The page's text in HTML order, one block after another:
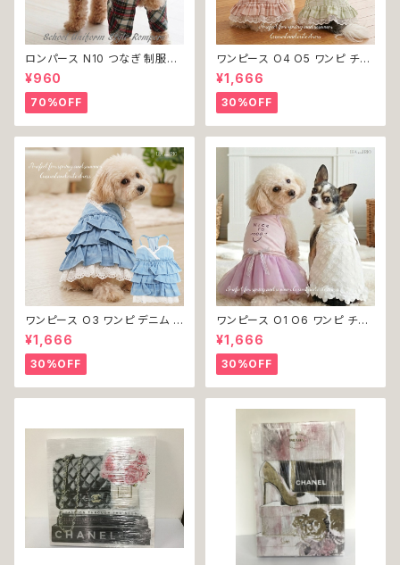
ロンパース N10 つなぎ 制服風
チェック柄 グレー 灰色 コスチュ
ーム コスプレ ドッグウェア dog
犬 猫 ペット 服 犬服 洋服 オシ
ャレ かわいい 小型犬 返品交換
不可
¥960
70%OFF
ワンピース O4 O5 ワンピ チェ
ック プリーツ レース 女の子 犬
犬服 小型 猫 服 洋服 ペット do
g ドッグウェア おしゃれ かわい
い 返品交換不可
¥1,666
30%OFF
ワンピース O3 ワンピ デニム プ
リーツ レース 女の子 犬 犬服
小型 猫 服 洋服 ペット dog ド
ッグウェア おしゃれ かわいい 返
品交換不可
¥1,666
30%OFF
ワンピース O1 O6 ワンピ チュ
ール レース 花 フラワー 女の子
犬 犬服 小型 猫 服 洋服 ペット
dog ドッグウェア おしゃれ かわ
いい 返品交換不可
¥1,666
30%OFF